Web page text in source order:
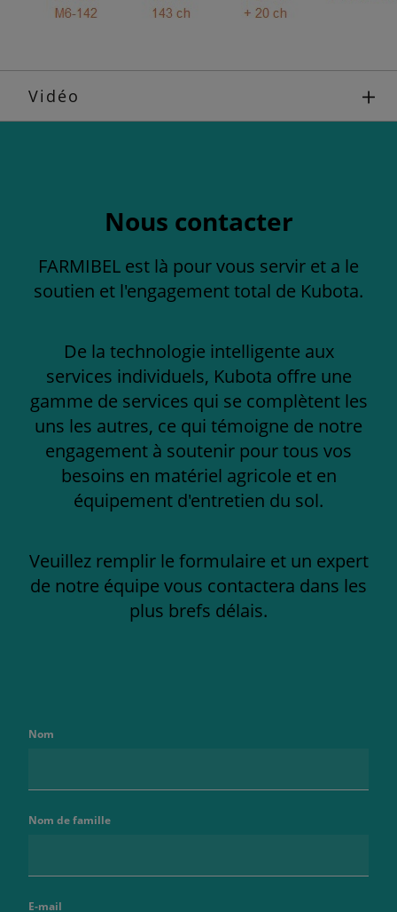
Vidéo
Nous contacter
FARMIBEL est là pour vous servir et a le
soutien et l'engagement total de Kubota.
De la technologie intelligente aux
services individuels, Kubota offre une
gamme de services qui se complètent les
uns les autres, ce qui témoigne de notre
engagement à soutenir pour tous vos
besoins en matériel agricole et en
équipement d'entretien du sol.
Veuillez remplir le formulaire et un expert
de notre équipe vous contactera dans les
plus brefs délais.
Nom
Nom de famille
E-mail